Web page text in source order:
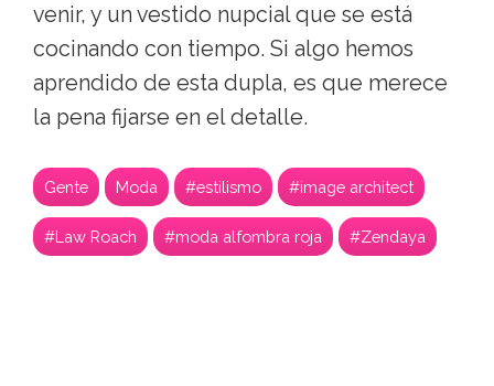
venir, y un vestido nupcial que se está
cocinando con tiempo. Si algo hemos
aprendido de esta dupla, es que merece
la pena fijarse en el detalle.
Gente Moda #estilismo #image architect
#Law Roach #moda alfombra roja #Zendaya